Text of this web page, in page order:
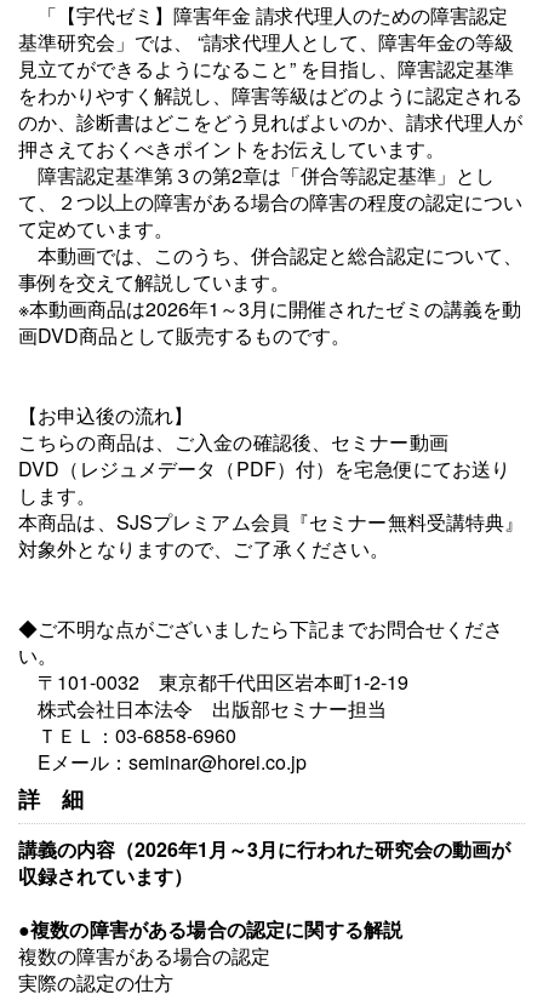
「【宇代ゼミ】障害年金 請求代理人のための障害認定
基準研究会」では、 “請求代理人として、障害年金の等級
見立てができるようになること” を目指し、障害認定基準
をわかりやすく解説し、障害等級はどのように認定される
のか、診断書はどこをどう見ればよいのか、請求代理人が
押さえておくべきポイントをお伝えしています。
障害認定基準第３の第2章は「併合等認定基準」とし
て、２つ以上の障害がある場合の障害の程度の認定につい
て定めています。
本動画では、このうち、併合認定と総合認定について、
事例を交えて解説しています。
※本動画商品は2026年1～3月に開催されたゼミの講義を動
画DVD商品として販売するものです。
【お申込後の流れ】
こちらの商品は、ご入金の確認後、セミナー動画
DVD（レジュメデータ（PDF）付）を宅急便にてお送り
します。
本商品は、SJSプレミアム会員『セミナー無料受講特典』
対象外となりますので、ご了承ください。
◆ご不明な点がございましたら下記までお問合せくださ
い。
〒101-0032 東京都千代田区岩本町1-2-19
株式会社日本法令 出版部セミナー担当
ＴＥＬ：03-6858-6960
Eメール：seminar@horei.co.jp
詳細
講義の内容（2026年1月～3月に行われた研究会の動画が
収録されています）
●複数の障害がある場合の認定に関する解説
複数の障害がある場合の認定
実際の認定の仕方